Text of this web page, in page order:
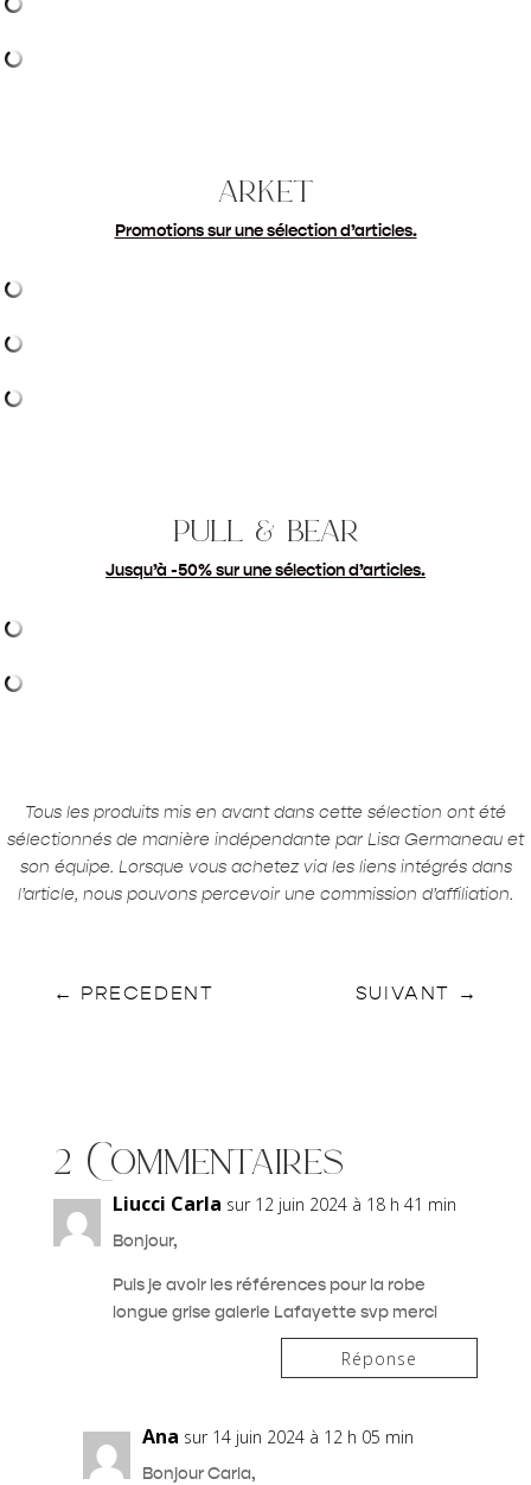
arket
Promotions sur une sélection d’articles.
pull & bear
Jusqu’à -50% sur une sélection d’articles.
Tous les produits mis en avant dans cette sélection ont été
sélectionnés de manière indépendante par Lisa Germaneau et
son équipe. Lorsque vous achetez via les liens intégrés dans
l’article, nous pouvons percevoir une commission d’affiliation.
← PRECEDENT SUIVANT →
2 Commentaires
Liucci Carla sur 12 juin 2024 à 18 h 41 min
Bonjour,
Puis je avoir les références pour la robe
longue grise galerie Lafayette svp merci
Réponse
Ana sur 14 juin 2024 à 12 h 05 min
Bonjour Carla,